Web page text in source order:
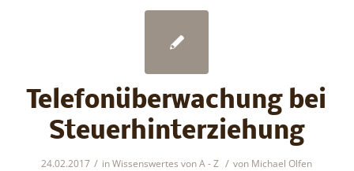
Telefonüberwachung bei
Steuerhinterziehung
24.02.2017 / inWissenswertes von A - Z / von Michael Olfen